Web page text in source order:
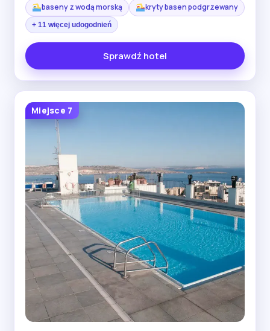
baseny z wodą morską kryty basen podgrzewany
+ 11 więcej udogodnień
Sprawdź hotel
Miejsce 7